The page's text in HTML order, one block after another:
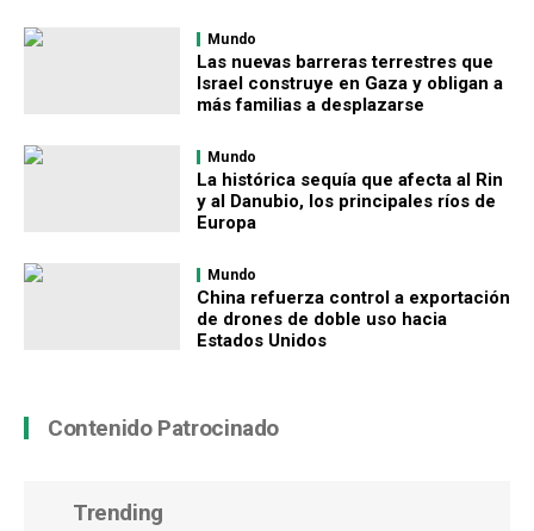
Mundo
Las nuevas barreras terrestres que
Israel construye en Gaza y obligan a
más familias a desplazarse
Mundo
La histórica sequía que afecta al Rin
y al Danubio, los principales ríos de
Europa
Mundo
China refuerza control a exportación
de drones de doble uso hacia
Estados Unidos
Contenido Patrocinado
Trending